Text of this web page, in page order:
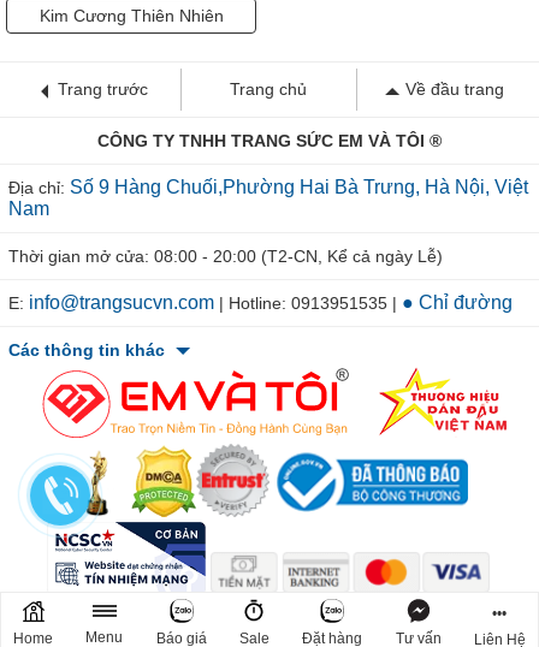
Kim Cương Thiên Nhiên
Trang trước Trang chủ Về đầu trang
CÔNG TY TNHH TRANG SỨC EM VÀ TÔI ®
Địa chỉ: Số 9 Hàng Chuối,Phường Hai Bà Trưng, Hà Nội, Việt
Nam
Thời gian mở cửa: 08:00 - 20:00 (T2-CN, Kể cả ngày Lễ)
E: info@trangsucvn.com | Hotline: 0913951535 | ● Chỉ đường
Các thông tin khác
© 2011-2026 TRANGSUCVN.COM Copyright, All Rights Reserved.
Mã số doanh nghiệp: 0106207967. Nơi cấp: Sở Kế Hoạch & Đầu Tư
Home Menu Báo giá Sale Đặt hàng Tư vấn
•••
Liên Hệ